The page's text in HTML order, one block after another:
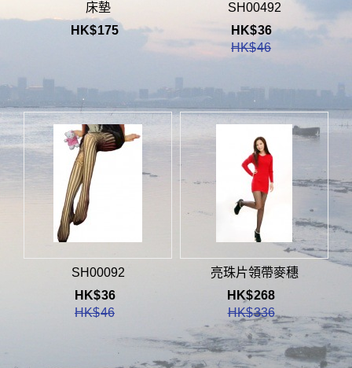
床墊
HK$175
SH00492
HK$36
HK$46
SH00092
HK$36
HK$46
亮珠片領帶麥穗
HK$268
HK$336